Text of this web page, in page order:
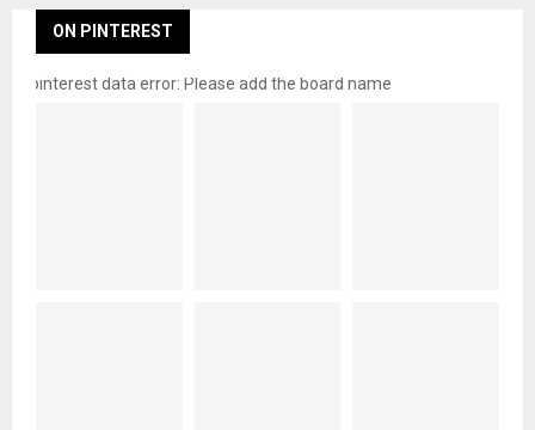
ON PINTEREST
pinterest data error: Please add the board name